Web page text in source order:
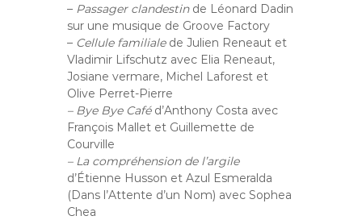
– Passager clandestinde Léonard Dadin
sur une musique de Groove Factory
– Cellule familialede Julien Reneaut et
Vladimir Lifschutz avec Elia Reneaut,
Josiane vermare, Michel Laforest et
Olive Perret-Pierre
– Bye Bye Caféd’Anthony Costa avec
François Mallet et Guillemette de
Courville
– La compréhension de l’argile
d’Étienne Husson et Azul Esmeralda
(Dans l’Attente d’un Nom) avec Sophea
Chea